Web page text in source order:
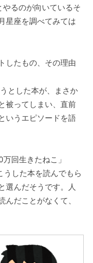
るのが向いているそ
星座を調べてみては
したもの、その理由
とした本が、まさか
被ってしまい、直前
いうエピソードを語
回生きたねこ」
した本を読んでもら
選んだそうです。人
だことがなくて、